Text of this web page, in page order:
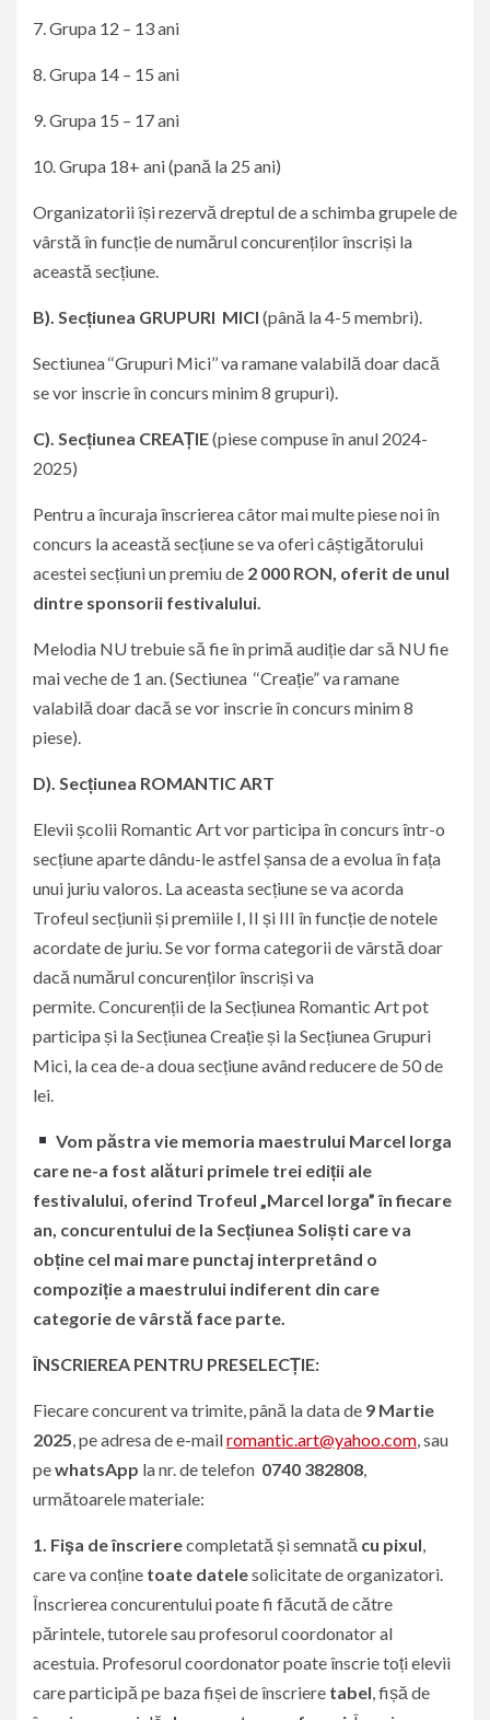
7. Grupa 12 – 13 ani
8. Grupa 14 – 15 ani
9. Grupa 15 – 17 ani
10. Grupa 18+ ani (pană la 25 ani)
Organizatorii își rezervă dreptul de a schimba grupele de
vârstă în funcție de numărul concurenților înscriși la
această secțiune.
B). Secțiunea GRUPURI MICI (până la 4-5 membri).
Sectiunea ‘‘Grupuri Mici’’ va ramane valabilă doar dacă
se vor inscrie în concurs minim 8 grupuri).
C). Secțiunea CREAȚIE(piese compuse în anul 2024-
2025)
Pentru a încuraja înscrierea câtor mai multe piese noi în
concurs la această secțiune se va oferi câștigătorului
acestei secțiuni un premiu de 2 000 RON, oferit de unul
dintre sponsorii festivalului.
Melodia NU trebuie să fie în primă audiție dar să NU fie
mai veche de 1 an. (Sectiunea ‘‘Creație” va ramane
valabilă doar dacă se vor inscrie în concurs minim 8
piese).
D). Secțiunea ROMANTIC ART
Elevii școlii Romantic Art vor participa în concurs într-o
secțiune aparte dându-le astfel șansa de a evolua în fața
unui juriu valoros. La aceasta secțiune se va acorda
Trofeul secțiunii și premiile I, II și III în funcție de notele
acordate de juriu. Se vor forma categorii de vârstă doar
dacă numărul concurenților înscriși va
permite. Concurenții de la Secțiunea Romantic Art pot
participa și la Secțiunea Creație și la Secțiunea Grupuri
Mici, la cea de-a doua secțiune având reducere de 50 de
lei.
Vom păstra vie memoria maestrului Marcel Iorga
care ne-a fost alături primele trei ediții ale
festivalului, oferind Trofeul „Marcel Iorga” în fiecare
an, concurentului de la Secțiunea Soliști care va
obține cel mai mare punctaj interpretând o
compoziție a maestrului indiferent din care
categorie de vârstă face parte.
ÎNSCRIEREA PENTRU PRESELECȚIE:
Fiecare concurent va trimite, până la data de 9 Martie
2025 , pe adresa de e-mailromantic.art@yahoo.com , sau
pewhatsApp la nr. de telefon 0740 382808
următoarele materiale:
1. Fişa de înscrierecompletată și semnată cu pixul
care va conține toate datelesolicitate de organizatori.
Înscrierea concurentului poate fi făcută de către
părintele, tutorele sau profesorul coordonator al
acestuia. Profesorul coordonator poate înscrie toți elevii
care participă pe baza fișei de înscriere tabel , fișă de